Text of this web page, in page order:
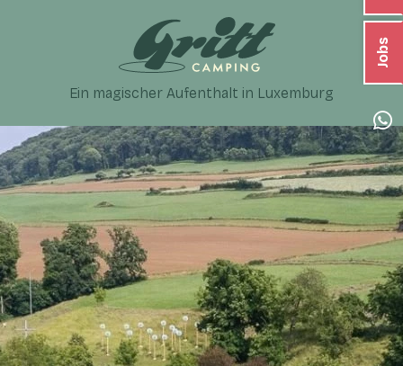
Ein magischer Aufenthalt in Luxemburg
Jobs